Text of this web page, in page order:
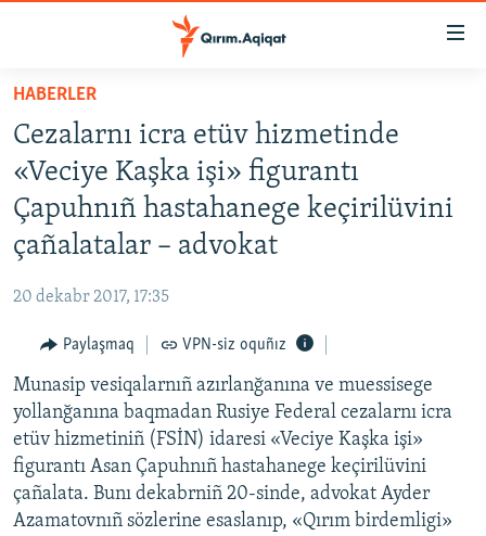
Esas
qaytmaq
Baş
navigatsiyağa
qaytmaq
Qıdıruvğa
HABERLER
İQTİSADİYAT
CEMİYET
İNSAN AQLARI
VİDEO
SÜRET
BLOGLAR
FİKİR
Русский
HABERLER
Cezalarnı icra etüv hizmetinde
«Veciye Kaşka işi» figurantı
Çapuhnıñ hastahanege keçirilüvini
çañalatalar – advokat
20 dekabr 2017, 17:35
Paylaşmaq VPN-siz oquñız
Munasip vesiqalarnıñ azırlanğanına ve muessisege
yollanğanına baqmadan Rusiye Federal cezalarnı icra
etüv hizmetiniñ (FSİN) idaresi «Veciye Kaşka işi»
figurantı Asan Çapuhnıñ hastahanege keçirilüvini
çañalata. Bunı dekabrniñ 20-sinde, advokat Ayder
Azamatovnıñ sözlerine esaslanıp, «Qırım birdemligi»